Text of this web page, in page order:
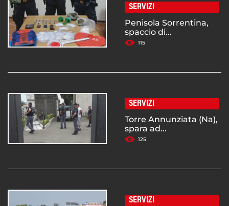
SERVIZI
Penisola Sorrentina,
spaccio di...
115
SERVIZI
Torre Annunziata (Na),
spara ad...
125
SERVIZI